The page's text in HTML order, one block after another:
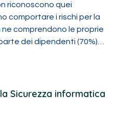
riconoscono quei
comportare i rischi per la
comprendono le proprie
dei dipendenti (70%)…
Sicurezza informatica